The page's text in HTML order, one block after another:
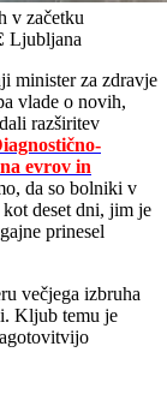
v začetku
Ljubljana
minister za zdravje
vlade o novih,
razširitev
evrov in
da so bolniki v
deset dni, jim je
prinesel
večjega izbruha
Kljub temu je